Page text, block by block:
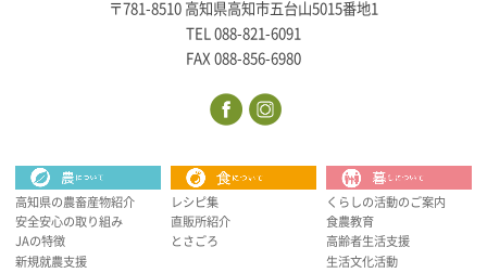
〒781-8510 高知県高知市五台山5015番地1
TEL 088-821-6091
FAX 088-856-6980
高知県の農畜産物紹介
安全安心の取り組み
JAの特徴
新規就農支援
レシピ集
直販所紹介
とさごろ
くらしの活動のご案内
食農教育
高齢者生活支援
生活文化活動